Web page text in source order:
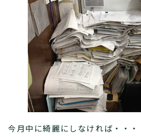
今月中に綺麗にしなければ・・・